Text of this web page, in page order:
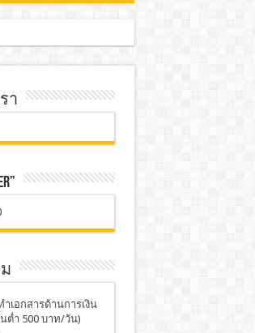
า
ำเอกสารด้านการเงิน
ต่ำ 500 บาท/วัน)